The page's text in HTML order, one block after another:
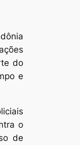
do
e
o
de